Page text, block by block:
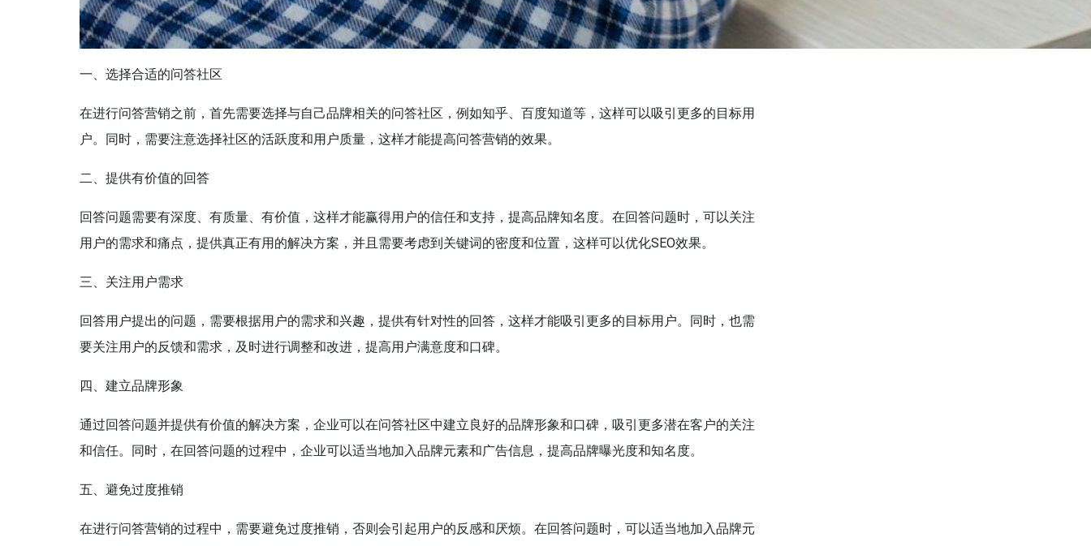
一、选择合适的问答社区
在进行问答营销之前，首先需要选择与自己品牌相关的问答社区，例如知乎、百度知道等，这样可以吸引更多的目标用
户。同时，需要注意选择社区的活跃度和用户质量，这样才能提高问答营销的效果。
二、提供有价值的回答
回答问题需要有深度、有质量、有价值，这样才能赢得用户的信任和支持，提高品牌知名度。在回答问题时，可以关注
用户的需求和痛点，提供真正有用的解决方案，并且需要考虑到关键词的密度和位置，这样可以优化SEO效果。
三、关注用户需求
回答用户提出的问题，需要根据用户的需求和兴趣，提供有针对性的回答，这样才能吸引更多的目标用户。同时，也需
要关注用户的反馈和需求，及时进行调整和改进，提高用户满意度和口碑。
四、建立品牌形象
通过回答问题并提供有价值的解决方案，企业可以在问答社区中建立良好的品牌形象和口碑，吸引更多潜在客户的关注
和信任。同时，在回答问题的过程中，企业可以适当地加入品牌元素和广告信息，提高品牌曝光度和知名度。
五、避免过度推销
在进行问答营销的过程中，需要避免过度推销，否则会引起用户的反感和厌烦。在回答问题时，可以适当地加入品牌元